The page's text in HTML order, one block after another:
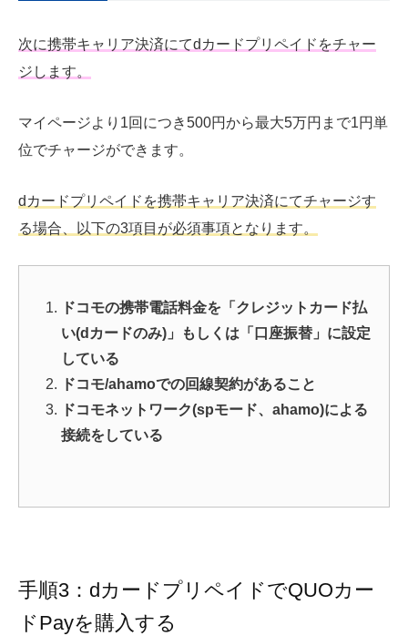
次に携帯キャリア決済にてdカードプリペイドをチャー
ジします。
マイページより1回につき500円から最大5万円まで1円単
位でチャージができます。
dカードプリペイドを携帯キャリア決済にてチャージす
る場合、以下の3項目が必須事項となります。
ドコモの携帯電話料金を「クレジットカード払
い(dカードのみ)」もしくは「口座振替」に設定
している
ドコモ/ahamoでの回線契約があること
ドコモネットワーク(spモード、ahamo)による
接続をしている
手順3：dカードプリペイドでQUOカー
ドPayを購入する